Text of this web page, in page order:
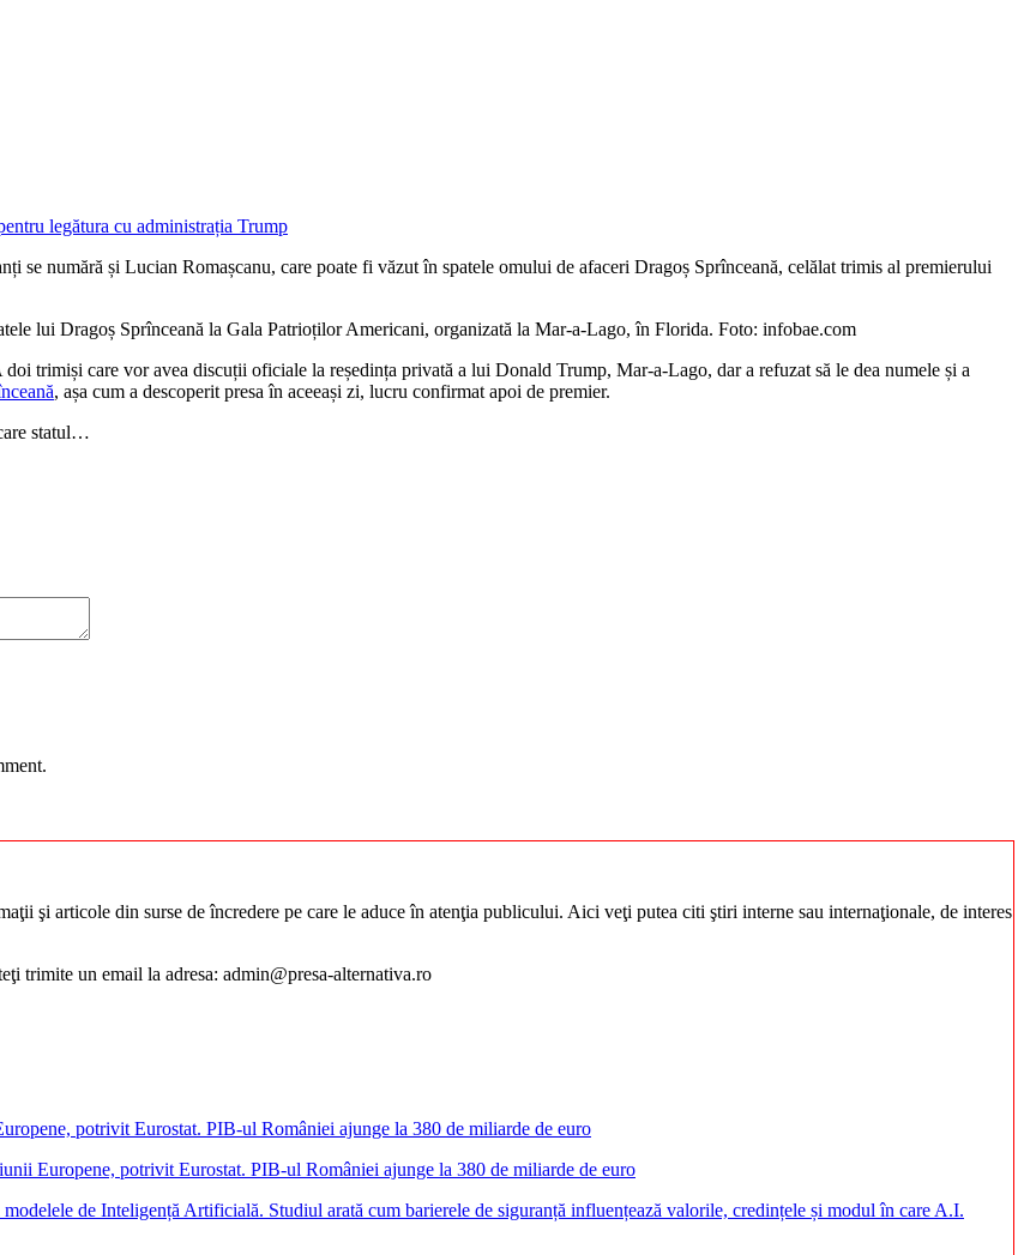
se numără și Lucian Romașcanu, care poate fi văzut în spatele omului de afaceri Dragoș Sprînceană, celălat trimis al premierului
lui Dragoș Sprînceană la Gala Patrioților Americani, organizată la Mar-a-Lago, în Florida. Foto: infobae.com
trimiși care vor avea discuții oficiale la reședința privată a lui Donald Trump, Mar-a-Lago, dar a refuzat să le dea numele și a
, așa cum a descoperit presa în aceeași zi, lucru confirmat apoi de premier.
statul…
şi articole din surse de încredere pe care le aduce în atenţia publicului. Aici veţi putea citi ştiri interne sau internaţionale, de interes
trimite un email la adresa: admin@presa-alternativa.ro
Europene, potrivit Eurostat. PIB-ul României ajunge la 380 de miliarde de euro